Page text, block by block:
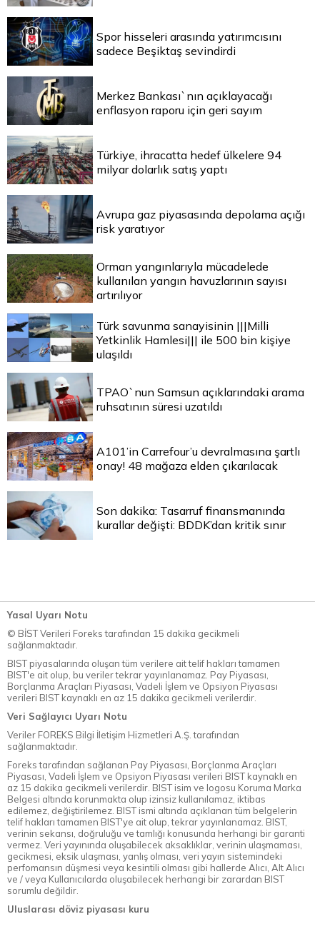
Spor hisseleri arasında yatırımcısını
sadece Beşiktaş sevindirdi
Merkez Bankası`nın açıklayacağı
enflasyon raporu için geri sayım
Türkiye, ihracatta hedef ülkelere 94
milyar dolarlık satış yaptı
Avrupa gaz piyasasında depolama açığı
risk yaratıyor
Orman yangınlarıyla mücadelede
kullanılan yangın havuzlarının sayısı
artırılıyor
Türk savunma sanayisinin |||Milli
Yetkinlik Hamlesi||| ile 500 bin kişiye
ulaşıldı
TPAO`nun Samsun açıklarındaki arama
ruhsatının süresi uzatıldı
A101’in Carrefour’u devralmasına şartlı
onay! 48 mağaza elden çıkarılacak
Son dakika: Tasarruf finansmanında
kurallar değişti: BDDK’dan kritik sınır
Yasal Uyarı Notu
© BİST Verileri Foreks tarafından 15 dakika gecikmeli
sağlanmaktadır.
BIST piyasalarında oluşan tüm verilere ait telif hakları tamamen
BIST'e ait olup, bu veriler tekrar yayınlanamaz. Pay Piyasası,
Borçlanma Araçları Piyasası, Vadeli İşlem ve Opsiyon Piyasası
verileri BIST kaynaklı en az 15 dakika gecikmeli verilerdir.
Veri Sağlayıcı Uyarı Notu
Veriler FOREKS Bilgi İletişim Hizmetleri A.Ş. tarafından
sağlanmaktadır.
Foreks tarafından sağlanan Pay Piyasası, Borçlanma Araçları
Piyasası, Vadeli İşlem ve Opsiyon Piyasası verileri BIST kaynaklı en
az 15 dakika gecikmeli verilerdir. BIST isim ve logosu Koruma Marka
Belgesi altında korunmakta olup izinsiz kullanılamaz, iktibas
edilemez, değiştirilemez. BIST ismi altında açıklanan tüm belgelerin
telif hakları tamamen BIST'ye ait olup, tekrar yayınlanamaz. BIST,
verinin sekansı, doğruluğu ve tamlığı konusunda herhangi bir garanti
vermez. Veri yayınında oluşabilecek aksaklıklar, verinin ulaşmaması,
gecikmesi, eksik ulaşması, yanlış olması, veri yayın sistemindeki
perfomansın düşmesi veya kesintili olması gibi hallerde Alıcı, Alt Alıcı
ve / veya Kullanıcılarda oluşabilecek herhangi bir zarardan BIST
sorumlu değildir.
Uluslarası döviz piyasası kuru